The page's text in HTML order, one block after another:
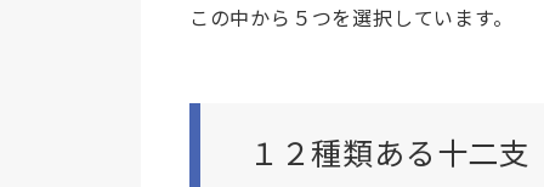
この中から５つを選択しています。
１２種類ある十二支